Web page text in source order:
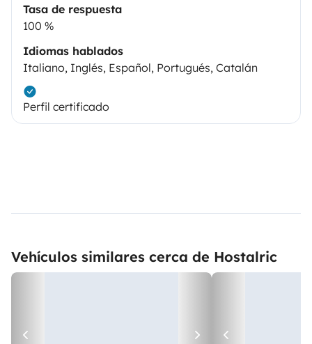
Tasa de respuesta
100 %
Idiomas hablados
Italiano, Inglés, Español, Portugués, Catalán
Perfil certificado
Vehículos similares cerca de Hostalric